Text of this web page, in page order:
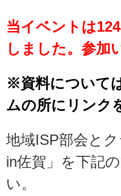
当イベントは
しました。参加
※資料について
ムの所にリンク
地域ISP部会と
in佐賀」を下記
い。